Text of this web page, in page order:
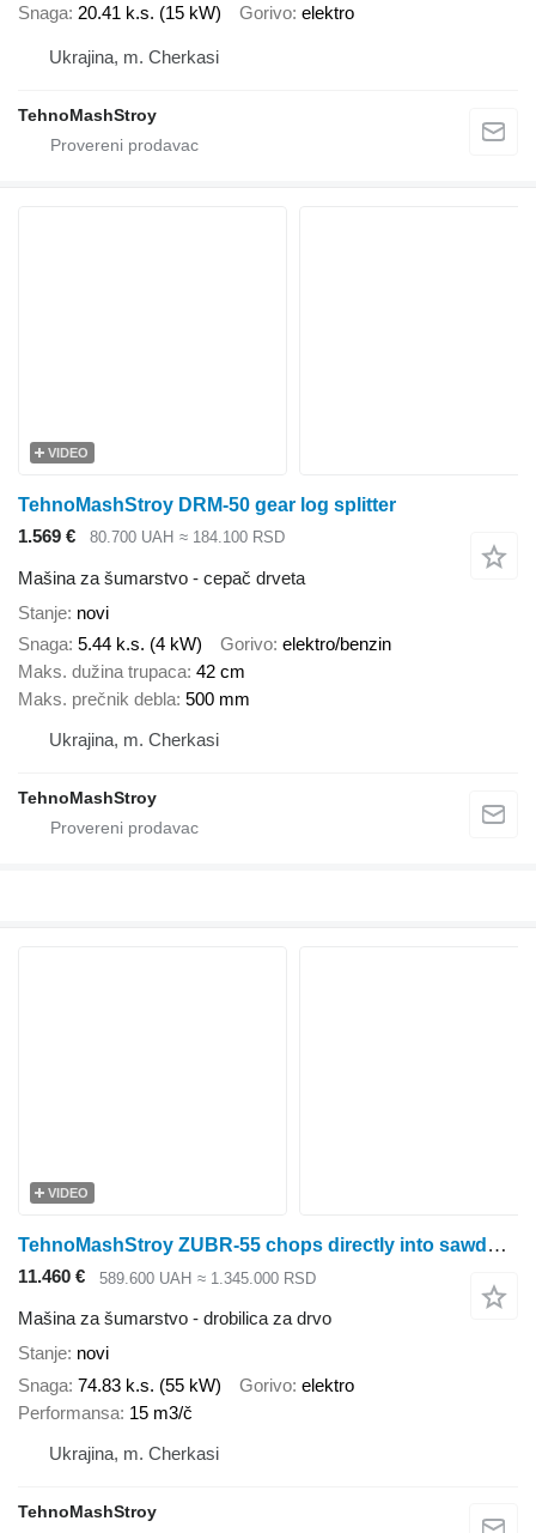
Snaga 20.41 k.s. (15 kW) Gorivo elektro
Ukrajina, m. Cherkasi
TehnoMashStroy
VIDEO
TehnoMashStroy DRM-50 gear log splitter
1.569 €
80.700 UAH ≈ 184.100 RSD
Mašina za šumarstvo - cepač drveta
Stanje novi
Snaga 5.44 k.s. (4 kW) Gorivo elektro/benzin
Maks. dužina trupaca 42 cm
Maks. prečnik debla 500 mm
Ukrajina, m. Cherkasi
TehnoMashStroy
VIDEO
TehnoMashStroy ZUBR-55 chops directly into sawdust, 55 kW
11.460 € 589.600 UAH ≈ 1.345.000 RSD
Mašina za šumarstvo - drobilica za drvo
Stanje novi
Snaga 74.83 k.s. (55 kW) Gorivo elektro
Performansa 15 m3/č
Ukrajina, m. Cherkasi
TehnoMashStroy